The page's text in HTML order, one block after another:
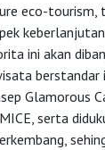
eco-tourism,
ini akan
berstandar
Glamorous
serta